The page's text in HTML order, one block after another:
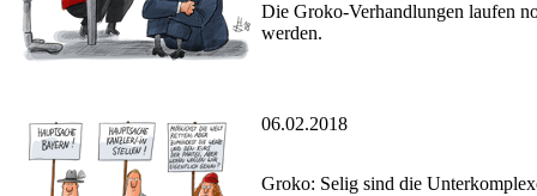
Die Groko-Verhandlungen laufen
werden.
06.02.2018
Groko: Selig sind die